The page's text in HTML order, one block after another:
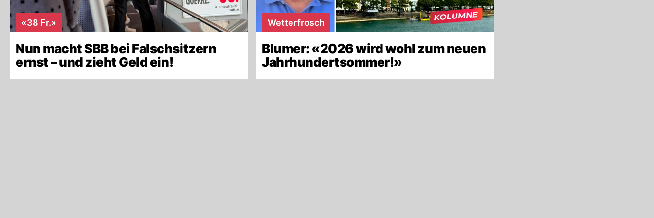
«38 Fr.»
Nun macht SBB bei Falschsitzern
ernst – und zieht Geld ein!
Wetterfrosch
Blumer: «2026 wird wohl zum neuen
Jahrhundertsommer!»